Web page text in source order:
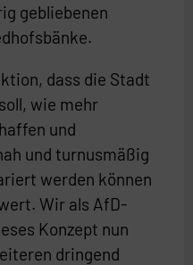
gebliebenen
dass die Stadt
wie mehr
und
und turnusmäßig
werden können
Wir als AfD-
Konzept nun
dringend